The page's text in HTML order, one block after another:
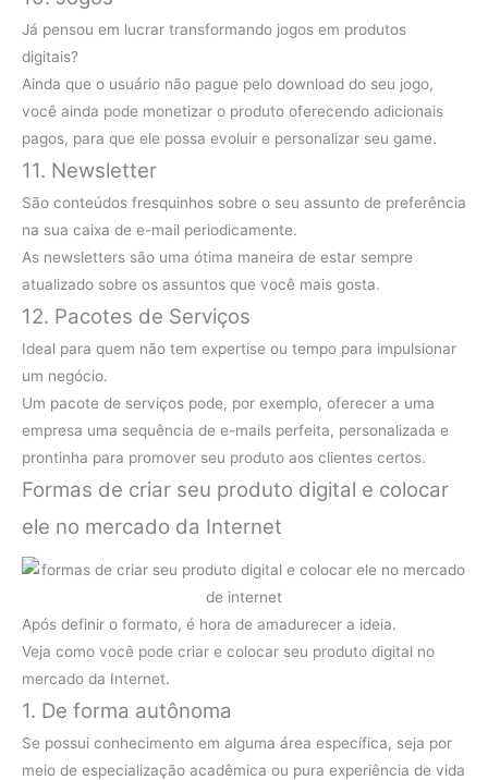
Já pensou em lucrar transformando jogos em produtos
digitais?
Ainda que o usuário não pague pelo download do seu jogo,
você ainda pode monetizar o produto oferecendo adicionais
pagos, para que ele possa evoluir e personalizar seu game.
11. Newsletter
São conteúdos fresquinhos sobre o seu assunto de preferência
na sua caixa de e-mail periodicamente.
As newsletters são uma ótima maneira de estar sempre
atualizado sobre os assuntos que você mais gosta.
12. Pacotes de Serviços
Ideal para quem não tem expertise ou tempo para impulsionar
um negócio.
Um pacote de serviços pode, por exemplo, oferecer a uma
empresa uma sequência de e-mails perfeita, personalizada e
prontinha para promover seu produto aos clientes certos.
Formas de criar seu produto digital e colocar
ele no mercado da Internet
Após definir o formato, é hora de amadurecer a ideia.
Veja como você pode criar e colocar seu produto digital no
mercado da Internet.
1. De forma autônoma
Se possui conhecimento em alguma área específica, seja por
meio de especialização acadêmica ou pura experiência de vida